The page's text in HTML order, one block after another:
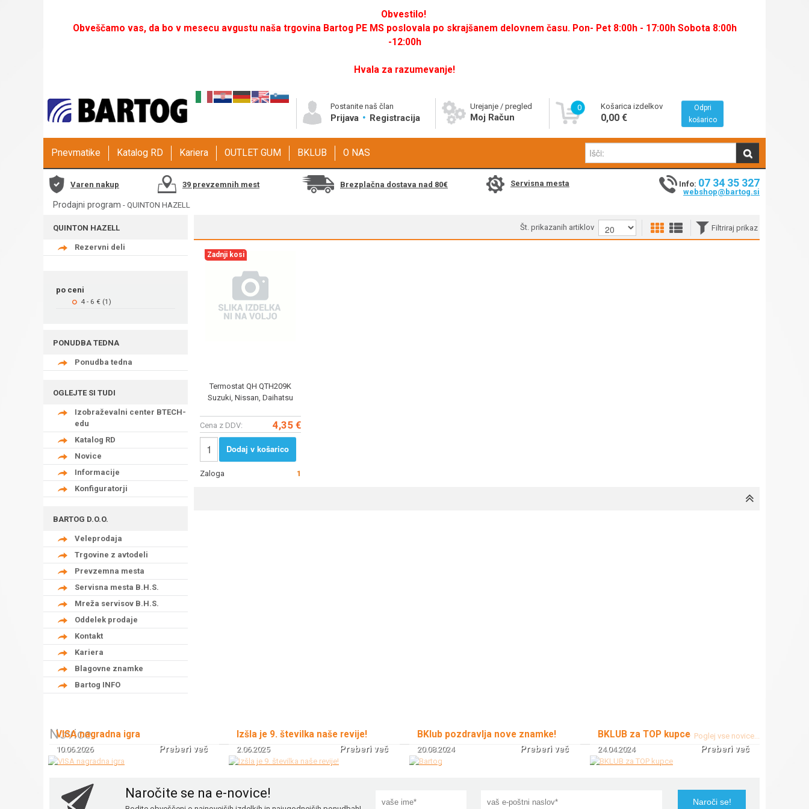
Obvestilo!
Obveščamo vas, da bo v mesecu avgustu naša trgovina Bartog PE MS poslovala po skrajšanem delovnem času. Pon- Pet 8:00h - 17:00h Sobota 8:00h
-12:00h
Hvala za razumevanje!
Postanite naš član
Prijava Registracija
Urejanje / pregled
Moj Račun
0 Košarica izdelkov
0,00 €
Odpri
košarico
Pnevmatike Katalog RD Kariera OUTLET GUM BKLUB O NAS
Varen nakup 39 prevzemnih mest Brezplačna dostava nad 80€ Servisna mesta Info: 07 34 35 327
webshop@bartog.si
Prodajni program - QUINTON HAZELL
QUINTON HAZELL
Rezervni deli
po ceni
4 - 6 € (1)
PONUDBA TEDNA
Ponudba tedna
OGLEJTE SI TUDI
Izobraževalni center BTECH-
edu
Katalog RD
Novice
Informacije
Konfiguratorji
BARTOG D.O.O.
Veleprodaja
Trgovine z avtodeli
Prevzemna mesta
Servisna mesta B.H.S.
Mreža servisov B.H.S.
Oddelek prodaje
Kontakt
Kariera
Blagovne znamke
Bartog INFO
Filtriraj prikaz
Št. prikazanih artiklov
Zadnji kosi
Termostat QH QTH209K
Suzuki, Nissan, Daihatsu
Cena z DDV: 4,35 €
Dodaj v košarico
Zaloga 1
Novice Poglej vse novice...
VISA nagradna igra
10.06.2026 Preberi več
Izšla je 9. številka naše revije!
2.06.2025 Preberi več
BKlub pozdravlja nove znamke!
20.08.2024 Preberi več
BKLUB za TOP kupce
24.04.2024 Preberi več
Naročite se na e-novice!